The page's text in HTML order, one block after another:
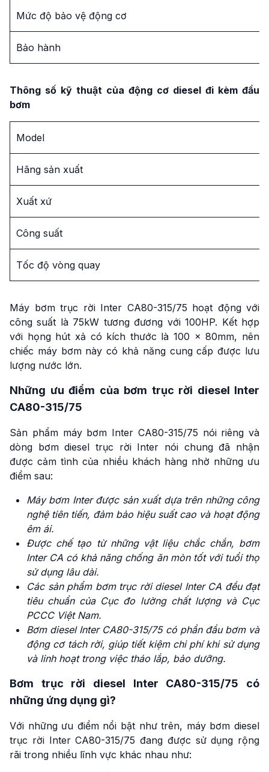
Mức độ bảo vệ động cơ
Bảo hành
Thông số kỹ thuật của động cơ diesel đi kèm đầu
bơm
Model
Hãng sản xuất
Xuất xứ
Công suất
Tốc độ vòng quay
Máy bơm trục rời Inter CA80-315/75 hoạt động với
công suất là 75kW tương đương với 100HP. Kết hợp
với họng hút xả có kích thước là 100 x 80mm, nên
chiếc máy bơm này có khả năng cung cấp được lưu
lượng nước lớn.
Những ưu điểm của bơm trục rời diesel Inter
CA80-315/75
Sản phẩm máy bơm Inter CA80-315/75 nói riêng và
dòng bơm diesel trục rời Inter nói chung đã nhận
được cảm tình của nhiều khách hàng nhờ những ưu
điểm sau:
Máy bơm Inter được sản xuất dựa trên những công
nghệ tiên tiến, đảm bảo hiệu suất cao và hoạt động
êm ái.
Được chế tạo từ những vật liệu chắc chắn, bơm
Inter CA có khả năng chống ăn mòn tốt với tuổi thọ
sử dụng lâu dài.
Các sản phẩm bơm trục rời diesel Inter CA đều đạt
tiêu chuẩn của Cục đo lường chất lượng và Cục
PCCC Việt Nam.
Bơm diesel Inter CA80-315/75 có phần đầu bơm và
động cơ tách rời, giúp tiết kiệm chi phí khi sử dụng
và linh hoạt trong việc tháo lắp, bảo dưỡng.
Bơm trục rời diesel Inter CA80-315/75 có
những ứng dụng gì?
Với những ưu điểm nổi bật như trên, máy bơm diesel
trục rời Inter CA80-315/75 đang được sử dụng rộng
rãi trong nhiều lĩnh vực khác nhau như: